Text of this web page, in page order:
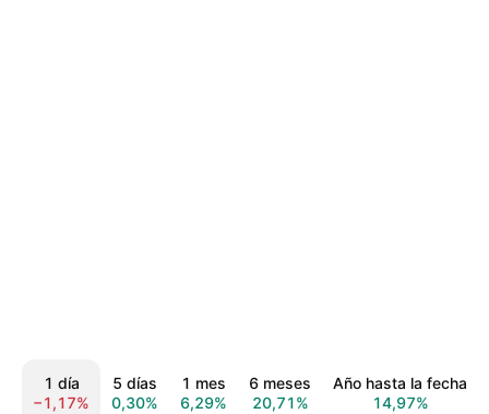
1 día
−1,17%
5 días
0,30%
1 mes
6,29%
6 meses
20,71%
Año hasta la fecha
14,97%